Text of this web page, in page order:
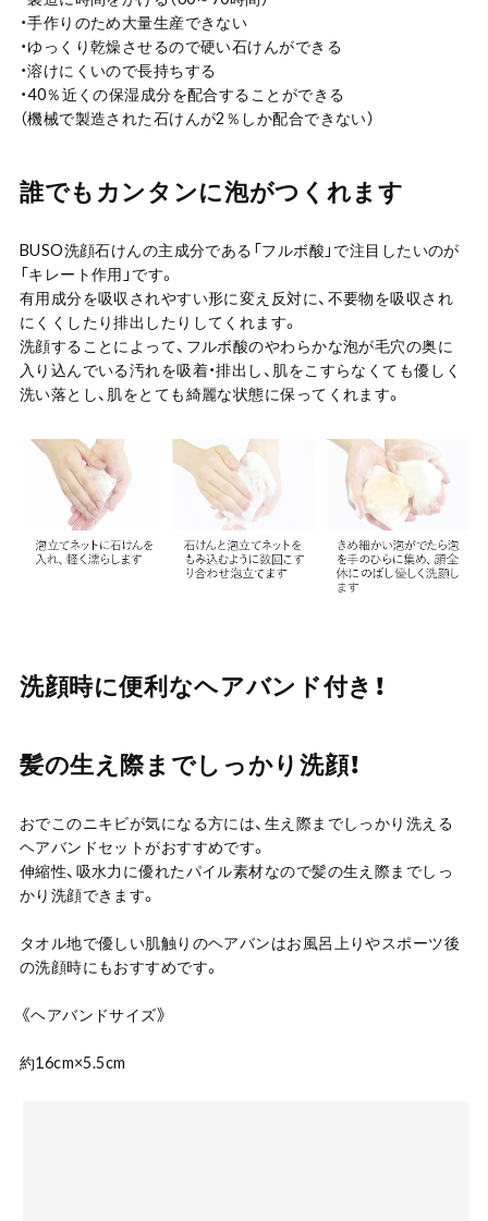
・手作りのため大量生産できない
・ゆっくり乾燥させるので硬い石けんができる
・溶けにくいので長持ちする
・40％近くの保湿成分を配合することができる
（機械で製造された石けんが2％しか配合できない）
誰でもカンタンに泡がつくれます
BUSO洗顔石けんの主成分である「フルボ酸」で注目したいのが
「キレート作用」です。
有用成分を吸収されやすい形に変え反対に、不要物を吸収され
にくくしたり排出したりしてくれます。
洗顔することによって、フルボ酸のやわらかな泡が毛穴の奥に
入り込んでいる汚れを吸着・排出し、肌をこすらなくても優しく
洗い落とし、肌をとても綺麗な状態に保ってくれます。
洗顔時に便利なヘアバンド付き！
髪の生え際までしっかり洗顔！
おでこのニキビが気になる方には、生え際までしっかり洗える
ヘアバンドセットがおすすめです。
伸縮性、吸水力に優れたパイル素材なので髪の生え際までしっ
かり洗顔できます。
タオル地で優しい肌触りのヘアバンはお風呂上りやスポーツ後
の洗顔時にもおすすめです。
《ヘアバンドサイズ》
約16cm×5.5cm